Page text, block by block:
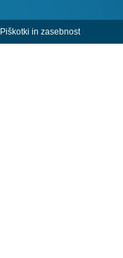
Piškotki in zasebnost